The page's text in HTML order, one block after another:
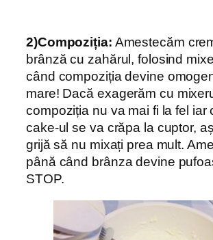
2)Compoziția: Amestecăm
brânză cu zahărul, folosind
când compoziția devine
mare! Dacă exagerăm cu
compoziția nu va mai fi la fel iar
cake-ul se va crăpa la cuptor,
grijă să nu mixați prea mult.
până când brânza devine
STOP.